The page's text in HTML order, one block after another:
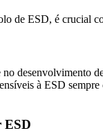
de ESD, é crucial
desenvolvimento
à ESD
ESD